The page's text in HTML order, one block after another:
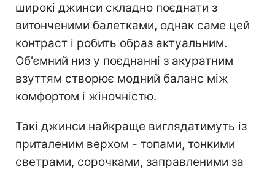
широкі джинси складно поєднати з
витонченими балетками, однак саме цей
контраст і робить образ актуальним.
Об'ємний низ у поєднанні з акуратним
взуттям створює модний баланс між
комфортом і жіночністю.
Такі джинси найкраще виглядатимуть із
приталеним верхом - топами, тонкими
светрами, сорочками, заправленими за